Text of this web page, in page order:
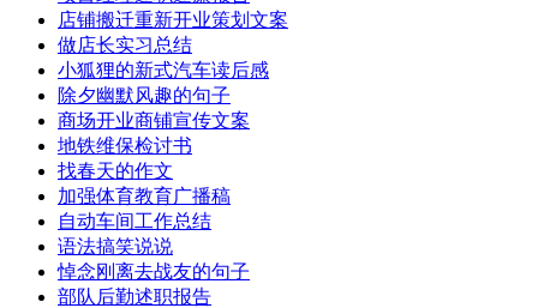
店铺搬迁重新开业策划文案
做店长实习总结
小狐狸的新式汽车读后感
除夕幽默风趣的句子
商场开业商铺宣传文案
地铁维保检讨书
找春天的作文
加强体育教育广播稿
自动车间工作总结
语法搞笑说说
悼念刚离去战友的句子
部队后勤述职报告